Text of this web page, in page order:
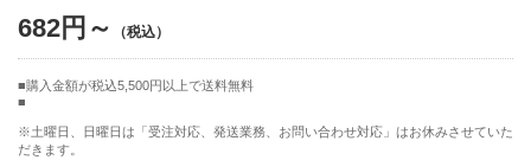
682円～
購入金額が税込5,500円以上で送料無料
※土曜日、日曜日は「受注対応、発送業務、お問い合わせ対応」はお休みさせていた
だきます。